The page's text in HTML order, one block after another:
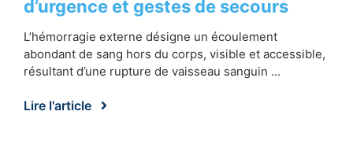
d’urgence et gestes de secours
L’hémorragie externe désigne un écoulement
abondant de sang hors du corps, visible et accessible,
résultant d’une rupture de vaisseau sanguin ...
Lire l'article